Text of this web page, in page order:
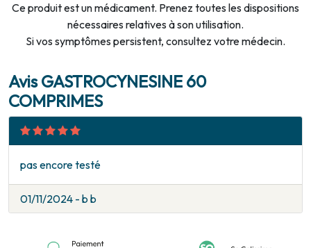
Ce produit est un médicament. Prenez toutes les dispositions
nécessaires relatives à son utilisation.
Si vos symptômes persistent, consultez votre médecin.
Avis GASTROCYNESINE 60
COMPRIMES
pas encore testé
01/11/2024 - b b